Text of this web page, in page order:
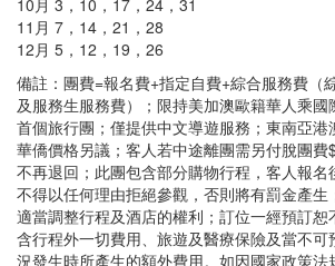
10月 3，10，17，24，31
11月 7，14，21，28
12月 5，12，19，26
備註：團費=報名費+指定自費+綜合服務費（
及服務生服務費）；限持美加澳歐籍華人乘國
首個旅行團；僅提供中文導遊服務；東南亞
華僑價格另議；客人若中途離團需另付脫團
不再退回；此團包含部分購物行程，客人報名
不得以任何理由拒絕參觀，否則將有罰金產
適當調整行程及酒店的權利；訂位一經預訂
含行程外一切費用、旅遊及醫療保險及當不
況發生時所產生的額外費用。如因國家政策